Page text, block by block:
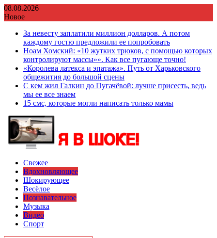
Перейти
к
08.08.2026
Новое
За невесту заплатили миллион долларов. А потом
каждому гостю предложили ее попробовать
Ноам Хомский: «10 жутких трюков, с помощью которых
контролируют массы»». Как все пугающе точно!
«Королева латекса и эпатажа». Путь от Харьковского
общежития до большой сцены
С кем жил Галкин до Пугачёвой: лучше присесть, ведь
мы ее все знаем
15 смс, которые могли написать только мамы
Свежее
Вдохновляющее
Шокирующее
Весёлое
Познавательное
Музыка
Видео
Спорт